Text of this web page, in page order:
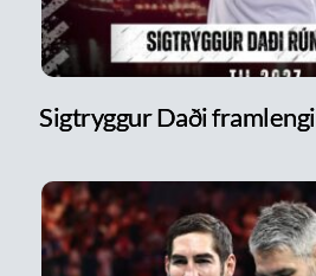
Sigtryggur Daði